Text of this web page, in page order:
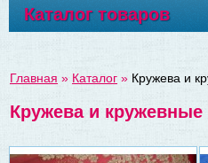
Каталог товаров
Главная » Каталог » Кружева и
Кружева и кружевные